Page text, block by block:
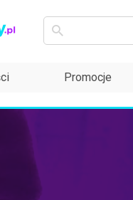
Promocje